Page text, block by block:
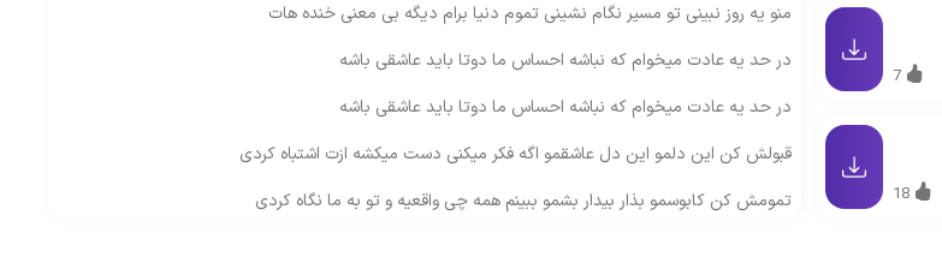
منو یه روز نبینی تو مسیر نگام نشینی تموم دنیا برام دیگه بی معنی خنده هات
در حد یه عادت میخوام که نباشه احساس ما دوتا باید عاشقی باشه
در حد یه عادت میخوام که نباشه احساس ما دوتا باید عاشقی باشه
قبولش کن این دلمو این دل عاشقمو اگه فکر میکنی دست میکشه ازت اشتباه کردی
تمومش کن کابوسمو بذار بیدار بشمو ببینم همه چی واقعیه و تو به ما نگاه کردی
7
18